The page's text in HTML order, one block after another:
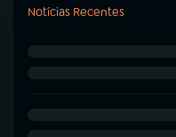
Notícias Recentes